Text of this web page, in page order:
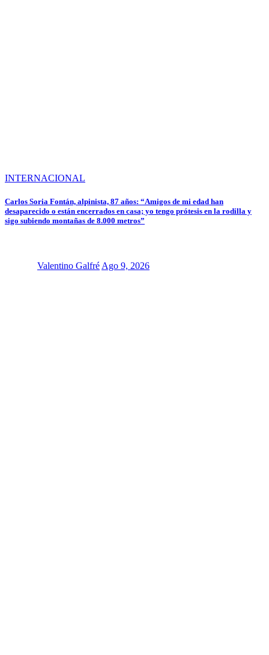
INTERNACIONAL
Carlos Soria Fontán, alpinista, 87 años: “Amigos de mi edad han
desaparecido o están encerrados en casa; yo tengo prótesis en la rodilla y
sigo subiendo montañas de 8.000 metros”
Valentino Galfré Ago 9, 2026